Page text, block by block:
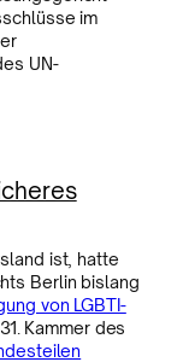
im
UN-
ist, hatte
Berlin bislang
von LGBTI-
Kammer des